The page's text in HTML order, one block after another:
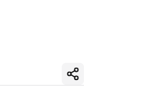
Copiar link